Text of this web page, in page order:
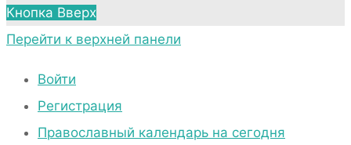
Кнопка Вверх
Перейти к верхней панели
Войти
Регистрация
Православный календарь на сегодня